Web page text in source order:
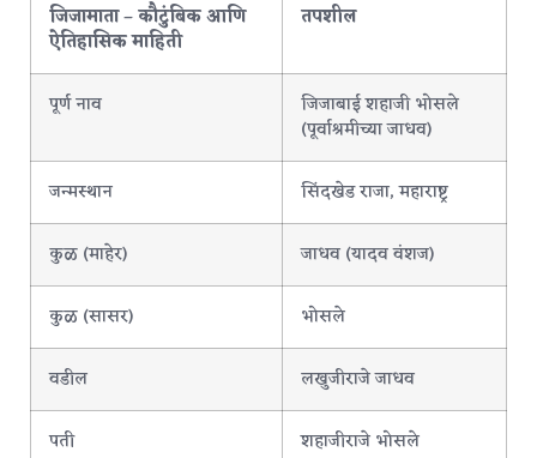
जिजामाता – कौटुंबिक आणि
ऐतिहासिक माहिती
तपशील
पूर्ण नाव
जिजाबाई शहाजी भोसले
(पूर्वाश्रमीच्या जाधव)
जन्मस्थान सिंदखेड राजा, महाराष्ट्र
कुळ (माहेर) जाधव (यादव वंशज)
कुळ (सासर) भोसले
वडील लखुजीराजे जाधव
पती शहाजीराजे भोसले